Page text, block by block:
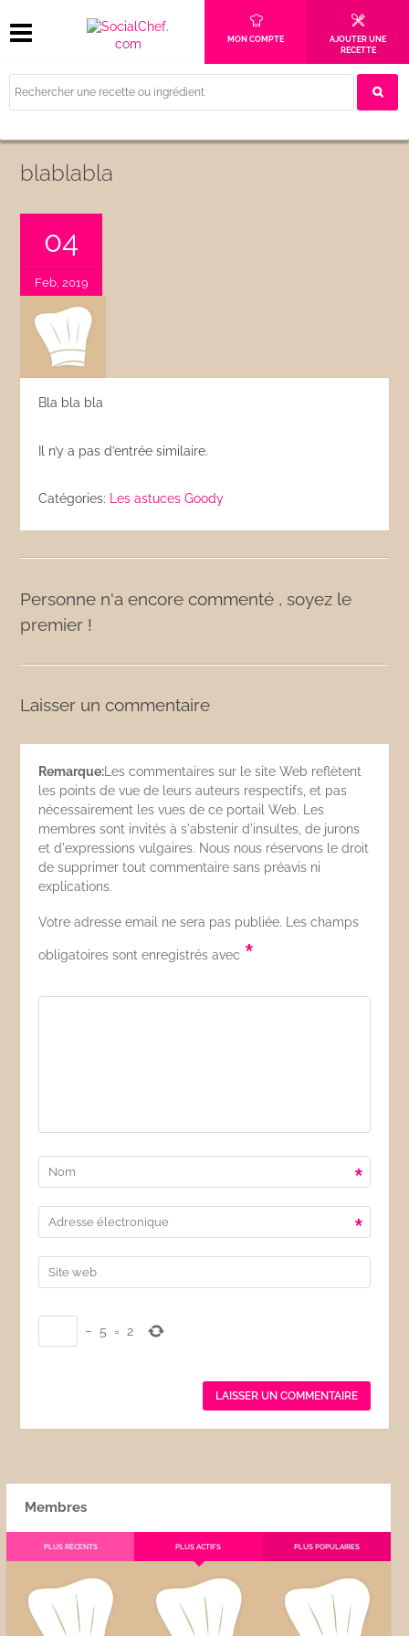
MON COMPTE
AJOUTER UNE
RECETTE
blablabla
04
Feb, 2019
Bla bla bla
Il n’y a pas d’entrée similaire.
Catégories: Les astuces Goody
Personne n'a encore commenté , soyez le
premier !
Laisser un commentaire
Remarque: Les commentaires sur le site Web reflètent
les points de vue de leurs auteurs respectifs, et pas
nécessairement les vues de ce portail Web. Les
membres sont invités à s'abstenir d'insultes, de jurons
et d'expressions vulgaires. Nous nous réservons le droit
de supprimer tout commentaire sans préavis ni
explications.
Votre adresse email ne sera pas publiée. Les champs
obligatoires sont enregistrés avec *
*
*
− 5 = 2
Membres
PLUS RÉCENTS PLUS ACTIFS PLUS POPULAIRES